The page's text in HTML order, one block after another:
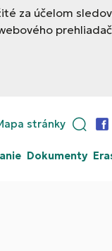
za účelom
stránky
Dokumenty